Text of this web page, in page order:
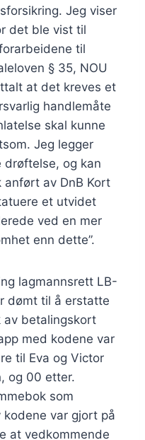
Jeg viser
det ble vist til
til
§ 35, NOU
at det kreves et
handlemåte
skal kunne
Jeg legger
og kan
av DnB Kort
et utvidet
ved en mer
enn dette”.
lagmannsrett LB-
dømt til å erstatte
av betalingskort
med kodene var
til Eva og Victor
og 00 etter.
som
var gjort på
at vedkommende